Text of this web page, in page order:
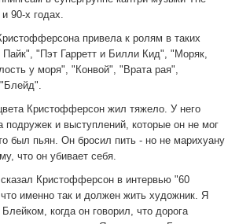
90-х годах.
привела к ролям в таких
"Пэт Гарретт и Билли Кид", "Моряк,
у моря", "Конвой", "Врата рая",
Кристофферсон жил тяжело. У него
подружек и выступлений, которые он не мог
был пьян. Он бросил пить - но не марихуану
что он убивает себя.
Кристофферсон в интервью "60
именно так и должен жить художник. Я
когда он говорил, что дорога